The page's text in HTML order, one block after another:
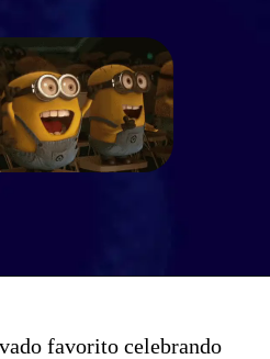
favorito celebrando